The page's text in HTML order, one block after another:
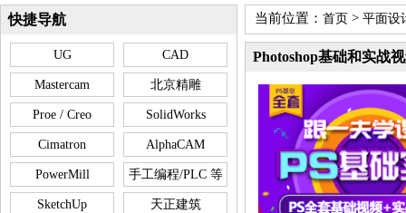
快捷导航
UG CAD
Mastercam 北京精雕
Proe / Creo SolidWorks
Cimatron AlphaCAM
PowerMill 手工编程/PLC 等
SketchUp 天正建筑
当前位置： 首页 > 平面设
Photoshop基础和实战